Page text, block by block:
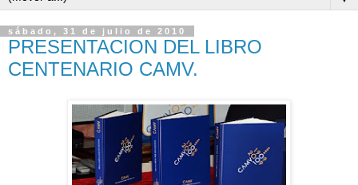
sábado, 31 de julio de 2010
PRESENTACION DEL LIBRO
CENTENARIO CAMV.